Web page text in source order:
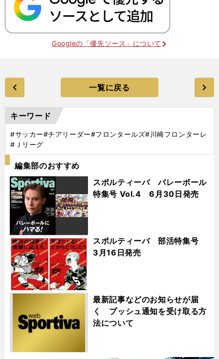
Googleの「優先ソース」について
一覧に戻る
キーワード
#サッカー#チアリーダー#フロンタールズ#川崎フロンターレ
#Ｊリーグ
編集部のおすすめ
スポルティーバ バレーボール
特集号 Vol.4 6月30日発売
スポルティーバ 部活特集号
3月16日発売
最新記事などのお知らせが届
く プッシュ通知を受け取る方
法について